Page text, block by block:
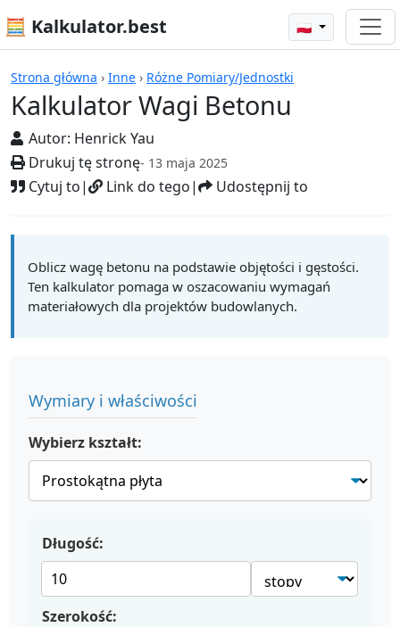
🧮 Kalkulator.best 🇵🇱
Strona główna › Inne › Różne Pomiary/Jednostki
Kalkulator Wagi Betonu
Autor: Henrick Yau
Drukuj tę stronę- 13 maja 2025
Cytuj to| Link do tego| Udostępnij to
Kalkulatory
Oblicz wagę betonu na podstawie objętości i gęstości.
Ten kalkulator pomaga w oszacowaniu wymagań
materiałowych dla projektów budowlanych.
Wymiary i właściwości
Wybierz kształt:
Długość:
Szerokość: